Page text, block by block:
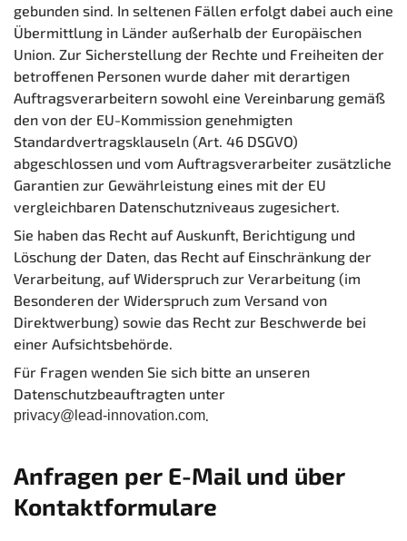
gebunden sind. In seltenen Fällen erfolgt dabei auch eine
Übermittlung in Länder außerhalb der Europäischen
Union. Zur Sicherstellung der Rechte und Freiheiten der
betroffenen Personen wurde daher mit derartigen
Auftragsverarbeitern sowohl eine Vereinbarung gemäß
den von der EU-Kommission genehmigten
Standardvertragsklauseln (Art. 46 DSGVO)
abgeschlossen und vom Auftragsverarbeiter zusätzliche
Garantien zur Gewährleistung eines mit der EU
vergleichbaren Datenschutzniveaus zugesichert.
Sie haben das Recht auf Auskunft, Berichtigung und
Löschung der Daten, das Recht auf Einschränkung der
Verarbeitung, auf Widerspruch zur Verarbeitung (im
Besonderen der Widerspruch zum Versand von
Direktwerbung) sowie das Recht zur Beschwerde bei
einer Aufsichtsbehörde.
Für Fragen wenden Sie sich bitte an unseren
Datenschutzbeauftragten unter
privacy@lead-innovation.com.
Anfragen per E-Mail und über
Kontaktformulare